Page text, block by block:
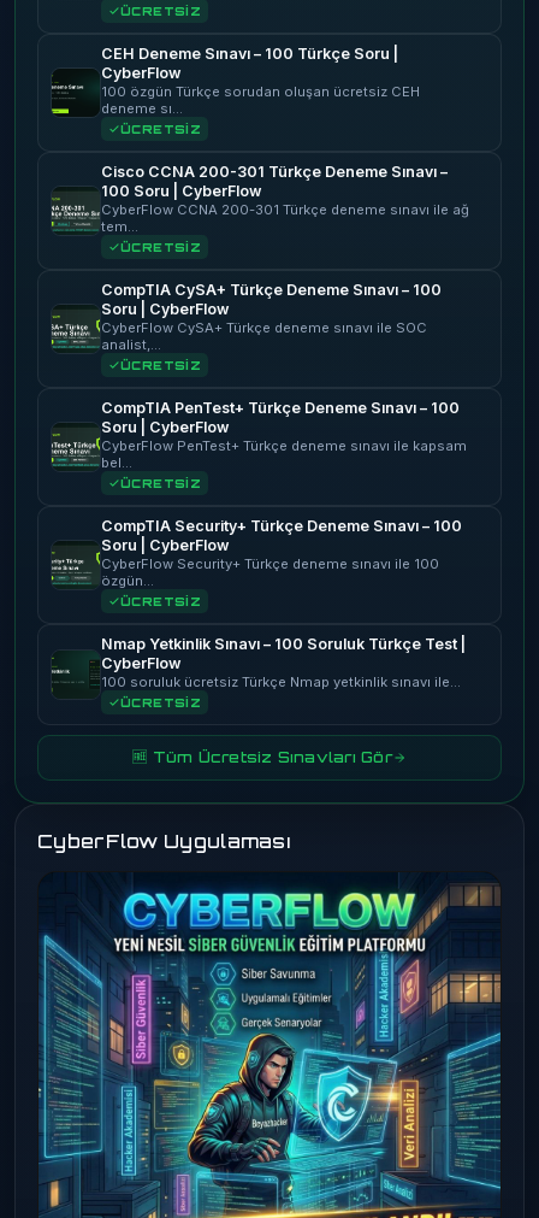
ÜCRETSİZ
CEH Deneme Sınavı – 100 Türkçe Soru |
CyberFlow
100 özgün Türkçe sorudan oluşan ücretsiz CEH
deneme sı…
ÜCRETSİZ
Cisco CCNA 200-301 Türkçe Deneme Sınavı –
100 Soru | CyberFlow
CyberFlow CCNA 200-301 Türkçe deneme sınavı ile ağ
tem…
ÜCRETSİZ
CompTIA CySA+ Türkçe Deneme Sınavı – 100
Soru | CyberFlow
CyberFlow CySA+ Türkçe deneme sınavı ile SOC
analist,…
ÜCRETSİZ
CompTIA PenTest+ Türkçe Deneme Sınavı – 100
Soru | CyberFlow
CyberFlow PenTest+ Türkçe deneme sınavı ile kapsam
bel…
ÜCRETSİZ
CompTIA Security+ Türkçe Deneme Sınavı – 100
Soru | CyberFlow
CyberFlow Security+ Türkçe deneme sınavı ile 100
özgün…
ÜCRETSİZ
Nmap Yetkinlik Sınavı – 100 Soruluk Türkçe Test |
CyberFlow
100 soruluk ücretsiz Türkçe Nmap yetkinlik sınavı ile…
ÜCRETSİZ
🆓 Tüm Ücretsiz Sınavları Gör
CyberFlow Uygulaması